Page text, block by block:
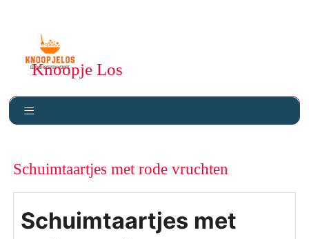
Knoopje Los
Schuimtaartjes met rode vruchten
Schuimtaartjes met